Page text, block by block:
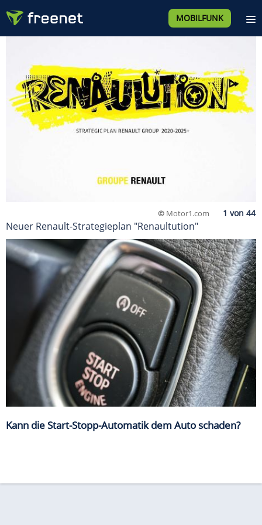
MOBILFUNK
© Motor1.com
Neuer Renault-Strategieplan "Renaultution"
Kann die Start-Stopp-Automatik dem Auto schaden?